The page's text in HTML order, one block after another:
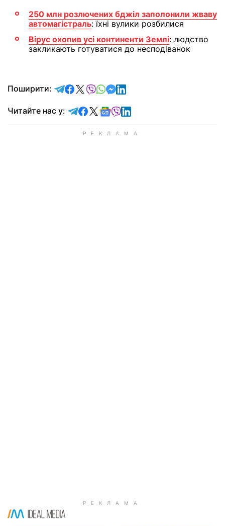
250 млн розлючених бджіл заполонили жваву
автомагістраль: їхні вулики розбилися
Вірус охопив усі континенти Землі: людство
закликають готуватися до несподіванок
Поширити: відправити у Telegram
поділитись у Facebook
поділитись у X
відправити у Viber
відправити у Whatsapp
відправити у Messenger
відправити у LinkedIn
Читайте нас у: Читайте у Telegram
Читайте у Facebook
Читайте у X
Читайте у Google news
Читайте у Viber
Читайте у LinkedIn